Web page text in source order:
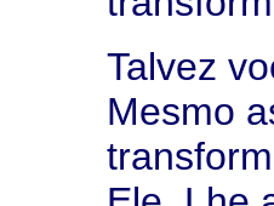
Talvez
Mesmo